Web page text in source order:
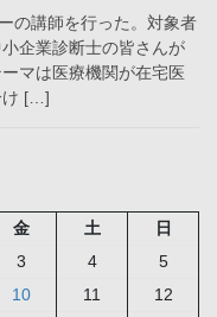
の講師を行った。対象者
企業診断士の皆さんが
マは医療機関が在宅医
け […]
金 土
日
3 4
5
10 11
12